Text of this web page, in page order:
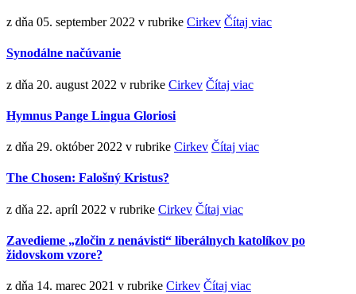
z dňa 05. september 2022 v rubrike Cirkev Čítaj viac
Synodálne načúvanie
z dňa 20. august 2022 v rubrike Cirkev Čítaj viac
Hymnus Pange Lingua Gloriosi
z dňa 29. október 2022 v rubrike Cirkev Čítaj viac
The Chosen: Falošný Kristus?
z dňa 22. apríl 2022 v rubrike Cirkev Čítaj viac
Zavedieme „zločin z nenávisti“ liberálnych katolíkov po
židovskom vzore?
z dňa 14. marec 2021 v rubrike Cirkev Čítaj viac